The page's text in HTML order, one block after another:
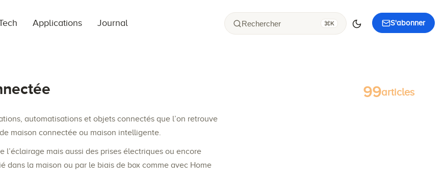
S'abonner
Rechercher K
Applications Journal
99articles
automatisations et objets connectés que l’on retrouve
maison connectée ou maison intelligente.
mais aussi des prises électriques ou encore
dans la maison ou par le biais de box comme avec Home